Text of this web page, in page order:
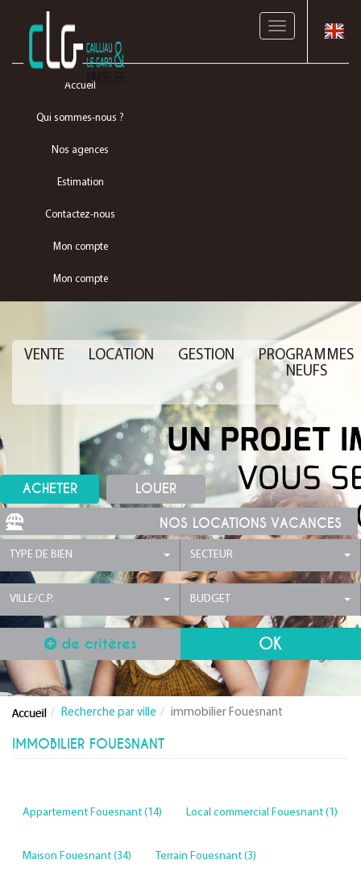
Toggle
Accueil
Qui sommes-nous ?
Nos agences
Estimation
Contactez-nous
Mon compte
Mon compte
VENTE LOCATION GESTION
PROGRAMMES
NEUFS
ACHETER LOUER
NOS LOCATIONS VACANCES
TYPE DE BIEN SECTEUR
VILLE/C.P. BUDGET
de critères
Recherche par ville immobilier Fouesnant
IMMOBILIER FOUESNANT
Appartement Fouesnant (14) Local commercial Fouesnant (1)
Maison Fouesnant (34) Terrain Fouesnant (3)